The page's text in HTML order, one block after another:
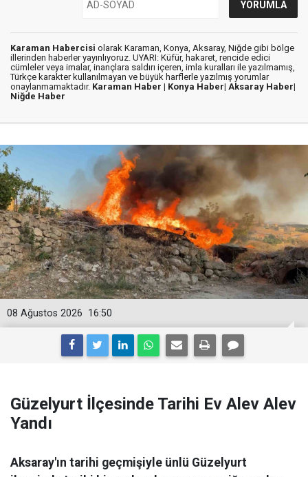
Karaman Habercisi olarak Karaman, Konya, Aksaray, Niğde gibi bölge
illerinden haberler yayınlıyoruz. UYARI: Küfür, hakaret, rencide edici
cümleler veya imalar, inançlara saldırı içeren, imla kuralları ile yazılmamış,
Türkçe karakter kullanılmayan ve büyük harflerle yazılmış yorumlar
onaylanmamaktadır. Karaman Haber | Konya Haber| Aksaray Haber|
Niğde Haber
16:50
08 Ağustos 2026
Güzelyurt İlçesinde Tarihi Ev Alev Alev
Yandı
Aksaray'ın tarihi geçmişiyle ünlü Güzelyurt